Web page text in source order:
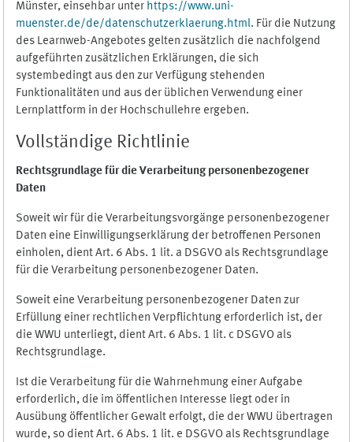
Münster, einsehbar unter https://www.uni-
muenster.de/de/datenschutzerklaerung.html. Für die Nutzung
des Learnweb-Angebotes gelten zusätzlich die nachfolgend
aufgeführten zusätzlichen Erklärungen, die sich
systembedingt aus den zur Verfügung stehenden
Funktionalitäten und aus der üblichen Verwendung einer
Lernplattform in der Hochschullehre ergeben.
Vollständige Richtlinie
Rechtsgrundlage für die Verarbeitung personenbezogener
Daten
Soweit wir für die Verarbeitungsvorgänge personenbezogener
Daten eine Einwilligungserklärung der betroffenen Personen
einholen, dient Art. 6 Abs. 1 lit. a DSGVO als Rechtsgrundlage
für die Verarbeitung personenbezogener Daten.
Soweit eine Verarbeitung personenbezogener Daten zur
Erfüllung einer rechtlichen Verpflichtung erforderlich ist, der
die WWU unterliegt, dient Art. 6 Abs. 1 lit. c DSGVO als
Rechtsgrundlage.
Ist die Verarbeitung für die Wahrnehmung einer Aufgabe
erforderlich, die im öffentlichen Interesse liegt oder in
Ausübung öffentlicher Gewalt erfolgt, die der WWU übertragen
wurde, so dient Art. 6 Abs. 1 lit. e DSGVO als Rechtsgrundlage